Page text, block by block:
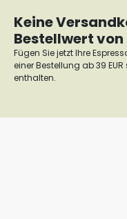
Keine
Bestellwert von
Fügen Sie jetzt Ihre
einer Bestellung ab 39
enthalten.